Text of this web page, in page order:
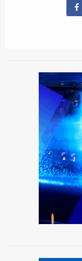
Η ΦΩΝΗ ΣΟΥ
ΟΠΛΑ/ΕΞΟΠΛΙΣΜΟΣ